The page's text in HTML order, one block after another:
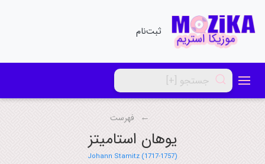
ثبت‌نام
فهرست
یوهان استامیتز
Johann Stamitz (1717-1757)